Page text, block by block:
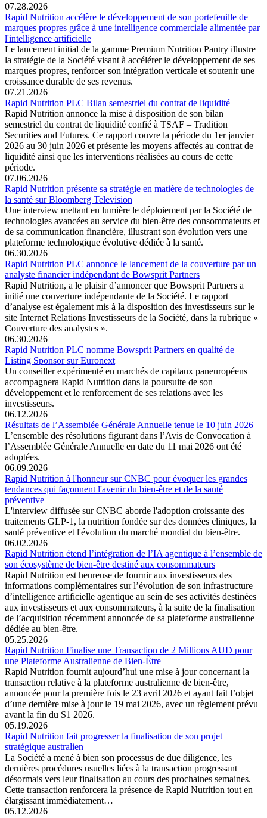
07.28.2026
Rapid Nutrition accélère le développement de son portefeuille de
marques propres grâce à une intelligence commerciale alimentée par
l'intelligence artificielle
Le lancement initial de la gamme Premium Nutrition Pantry illustre
la stratégie de la Société visant à accélérer le développement de ses
marques propres, renforcer son intégration verticale et soutenir une
croissance durable de ses revenus.
07.21.2026
Rapid Nutrition PLC Bilan semestriel du contrat de liquidité
Rapid Nutrition annonce la mise à disposition de son bilan
semestriel du contrat de liquidité confié à TSAF – Tradition
Securities and Futures. Ce rapport couvre la période du 1er janvier
2026 au 30 juin 2026 et présente les moyens affectés au contrat de
liquidité ainsi que les interventions réalisées au cours de cette
période.
07.06.2026
Rapid Nutrition présente sa stratégie en matière de technologies de
la santé sur Bloomberg Television
Une interview mettant en lumière le déploiement par la Société de
technologies avancées au service du bien-être des consommateurs et
de sa communication financière, illustrant son évolution vers une
plateforme technologique évolutive dédiée à la santé.
06.30.2026
Rapid Nutrition PLC annonce le lancement de la couverture par un
analyste financier indépendant de Bowsprit Partners
Rapid Nutrition, a le plaisir d’annoncer que Bowsprit Partners a
initié une couverture indépendante de la Société. Le rapport
d’analyse est également mis à la disposition des investisseurs sur le
site Internet Relations Investisseurs de la Société, dans la rubrique «
Couverture des analystes ».
06.30.2026
Rapid Nutrition PLC nomme Bowsprit Partners en qualité de
Listing Sponsor sur Euronext
Un conseiller expérimenté en marchés de capitaux paneuropéens
accompagnera Rapid Nutrition dans la poursuite de son
développement et le renforcement de ses relations avec les
investisseurs.
06.12.2026
Résultats de l’Assemblée Générale Annuelle tenue le 10 juin 2026
L’ensemble des résolutions figurant dans l’Avis de Convocation à
l’Assemblée Générale Annuelle en date du 11 mai 2026 ont été
adoptées.
06.09.2026
Rapid Nutrition à l'honneur sur CNBC pour évoquer les grandes
tendances qui façonnent l'avenir du bien-être et de la santé
préventive
L'interview diffusée sur CNBC aborde l'adoption croissante des
traitements GLP-1, la nutrition fondée sur des données cliniques, la
santé préventive et l'évolution du marché mondial du bien-être.
06.02.2026
Rapid Nutrition étend l’intégration de l’IA agentique à l’ensemble de
son écosystème de bien-être destiné aux consommateurs
Rapid Nutrition est heureuse de fournir aux investisseurs des
informations complémentaires sur l’évolution de son infrastructure
d’intelligence artificielle agentique au sein de ses activités destinées
aux investisseurs et aux consommateurs, à la suite de la finalisation
de l’acquisition récemment annoncée de sa plateforme australienne
dédiée au bien-être.
05.25.2026
Rapid Nutrition Finalise une Transaction de 2 Millions AUD pour
une Plateforme Australienne de Bien-Être
Rapid Nutrition fournit aujourd’hui une mise à jour concernant la
transaction relative à la plateforme australienne de bien-être,
annoncée pour la première fois le 23 avril 2026 et ayant fait l’objet
d’une dernière mise à jour le 19 mai 2026, avec un règlement prévu
avant la fin du S1 2026.
05.19.2026
Rapid Nutrition fait progresser la finalisation de son projet
stratégique australien
La Société a mené à bien son processus de due diligence, les
dernières procédures usuelles liées à la transaction progressant
désormais vers leur finalisation au cours des prochaines semaines.
Cette transaction renforcera la présence de Rapid Nutrition tout en
élargissant immédiatement…
05.12.2026